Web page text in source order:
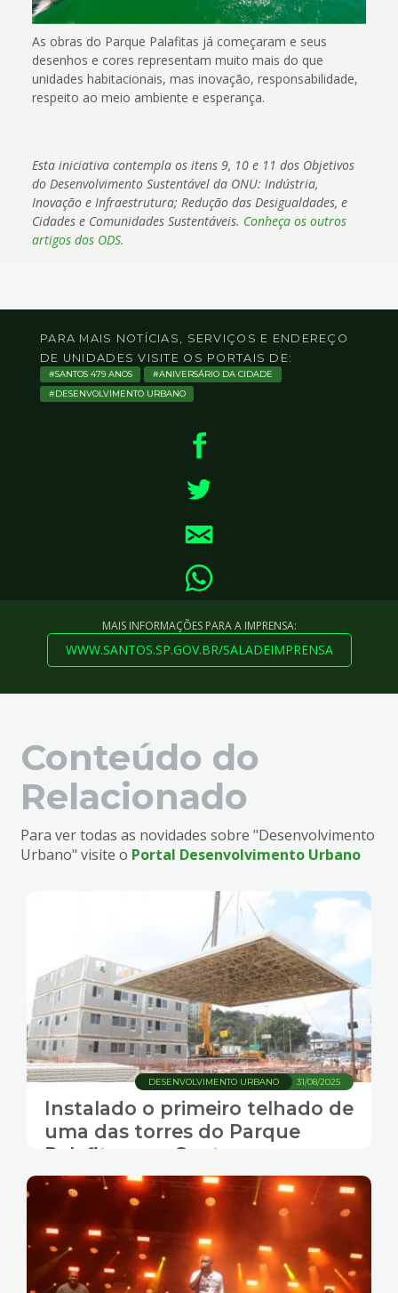
As obras do Parque Palafitas já começaram e seus
desenhos e cores representam muito mais do que
unidades habitacionais, mas inovação, responsabilidade,
respeito ao meio ambiente e esperança.
Esta iniciativa contempla os itens 9, 10 e 11 dos Objetivos
do Desenvolvimento Sustentável da ONU: Indústria,
Inovação e Infraestrutura; Redução das Desigualdades, e
Cidades e Comunidades Sustentáveis. Conheça os outros
artigos dos ODS.
PARA MAIS NOTÍCIAS, SERVIÇOS E ENDEREÇO
DE UNIDADES VISITE OS PORTAIS DE:
SANTOS 479 ANOS
ANIVERSÁRIO DA CIDADE
DESENVOLVIMENTO URBANO
MAIS INFORMAÇÕES PARA A IMPRENSA:
WWW.SANTOS.SP.GOV.BR/SALADEIMPRENSA
Conteúdo do
Relacionado
Para ver todas as novidades sobre "Desenvolvimento
Urbano" visite o Portal Desenvolvimento Urbano
31/08/2025
DESENVOLVIMENTO URBANO
Instalado o primeiro telhado de
uma das torres do Parque
Palafitas, em Santos